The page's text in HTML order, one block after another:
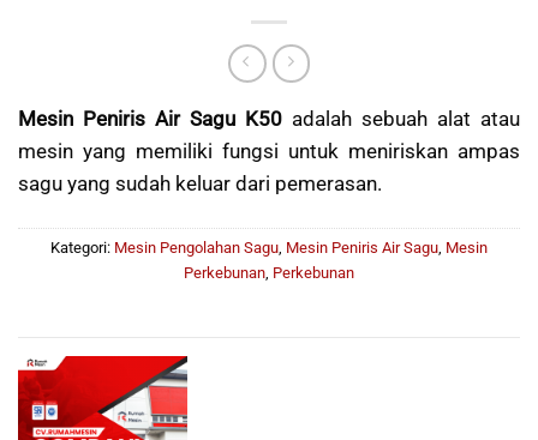
Mesin Peniris Air Sagu K50 adalah sebuah alat atau
mesin yang memiliki fungsi untuk meniriskan ampas
sagu yang sudah keluar dari pemerasan.
Kategori: Mesin Pengolahan Sagu Mesin Peniris Air Sagu Mesin
Perkebunan Perkebunan